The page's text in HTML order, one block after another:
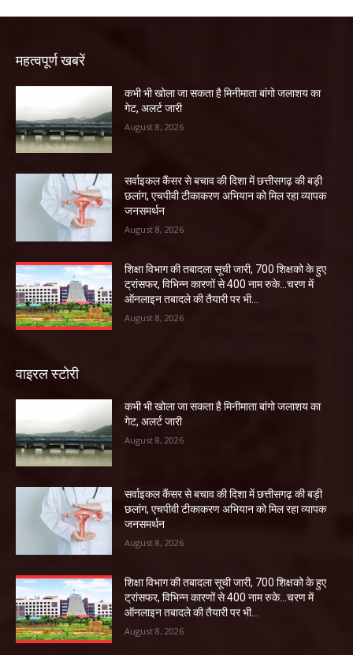
महत्वपूर्ण खबरें
कभी भी खोला जा सकता है मिनीमाता बांगो जलाशय का
गेट, अलर्ट जारी
August 8, 2026
सर्वाइकल कैंसर से बचाव की दिशा में छत्तीसगढ़ की बड़ी
छलांग, एचपीवी टीकाकरण अभियान को मिल रहा व्यापक
जनसमर्थन
August 8, 2026
शिक्षा विभाग की तबादला सूची जारी, 700 शिक्षको के हुए
ट्रांसफर, विभिन्न कारणों से 400 नाम रुके…चरण में
ऑनलाइन तबादले की तैयारी पर भी...
August 8, 2026
वाइरल स्टोरी
कभी भी खोला जा सकता है मिनीमाता बांगो जलाशय का
गेट, अलर्ट जारी
August 8, 2026
सर्वाइकल कैंसर से बचाव की दिशा में छत्तीसगढ़ की बड़ी
छलांग, एचपीवी टीकाकरण अभियान को मिल रहा व्यापक
जनसमर्थन
August 8, 2026
शिक्षा विभाग की तबादला सूची जारी, 700 शिक्षको के हुए
ट्रांसफर, विभिन्न कारणों से 400 नाम रुके…चरण में
ऑनलाइन तबादले की तैयारी पर भी...
August 8, 2026